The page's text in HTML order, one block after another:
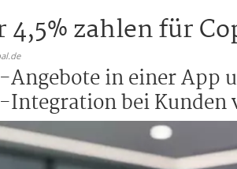
zahlen für
in einer App
bei Kunden